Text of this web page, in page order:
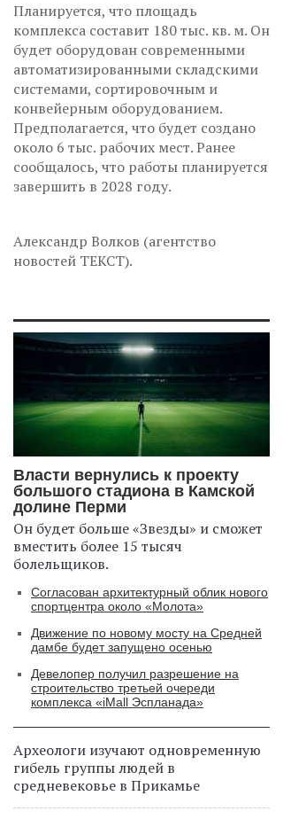
Планируется, что площадь
комплекса составит 180 тыс. кв. м. Он
будет оборудован современными
автоматизированными складскими
системами, сортировочным и
конвейерным оборудованием.
Предполагается, что будет создано
около 6 тыс. рабочих мест. Ранее
сообщалось, что работы планируется
завершить в 2028 году.
Александр Волков (агентство
новостей ТЕКСТ).
Власти вернулись к проекту
большого стадиона в Камской
долине Перми
Он будет больше «Звезды» и сможет
вместить более 15 тысяч
болельщиков.
Согласован архитектурный облик нового
спортцентра около «Молота»
Движение по новому мосту на Средней
дамбе будет запущено осенью
Девелопер получил разрешение на
строительство третьей очереди
комплекса «iMall Эспланада»
Археологи изучают одновременную
гибель группы людей в
средневековье в Прикамье